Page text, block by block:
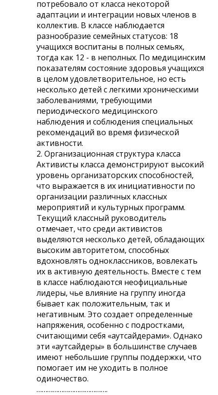
потребовало от класса некоторой
адаптации и интеграции новых членов в
коллектив. В классе наблюдается
разнообразие семейных статусов: 18
учащихся воспитаны в полных семьях,
тогда как 12 - в неполных. По медицинским
показателям состояние здоровья учащихся
в целом удовлетворительное, но есть
несколько детей с легкими хроническими
заболеваниями, требующими
периодического медицинского
наблюдения и соблюдения специальных
рекомендаций во время физической
активности.
2. Организационная структура класса
Активисты класса демонстрируют высокий
уровень организаторских способностей,
что выражается в их инициативности по
организации различных классных
мероприятий и культурных программ.
Текущий классный руководитель
отмечает, что среди активистов
выделяются несколько детей, обладающих
высоким авторитетом, способных
вдохновлять одноклассников, вовлекать
их в активную деятельность. Вместе с тем
в классе наблюдаются неофициальные
лидеры, чье влияние на группу иногда
бывает как положительным, так и
негативным. Это создает определенные
напряжения, особенно с подростками,
считающими себя «аутсайдерами». Однако
эти «аутсайдеры» в большинстве случаев
имеют небольшие группы поддержки, что
помогает им не уходить в полное
одиночество.
………………………………….